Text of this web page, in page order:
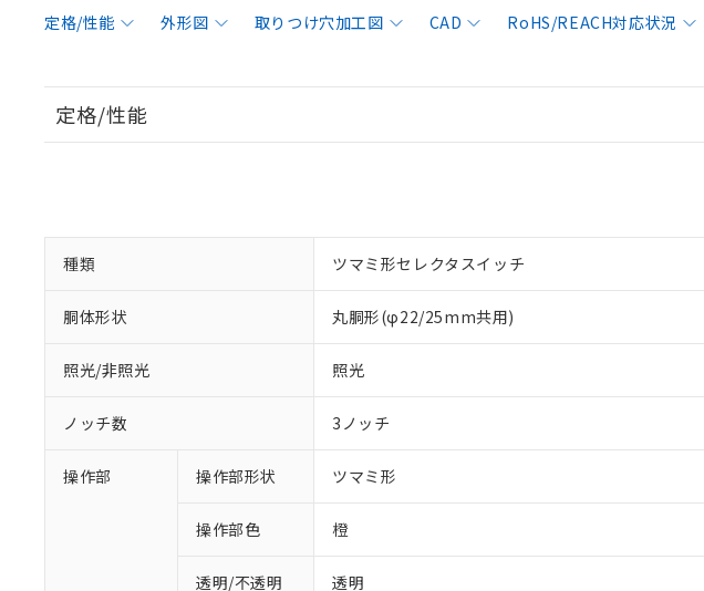
定格/性能 外形図 取りつけ穴加工図 CAD RoHS/REACH対応状況
定格/性能
種類 ツマミ形セレクタスイッチ
胴体形状 丸胴形(φ22/25mm共用)
照光/非照光 照光
ノッチ数 3ノッチ
操作部 操作部形状 ツマミ形
操作部色 橙
透明/不透明 透明